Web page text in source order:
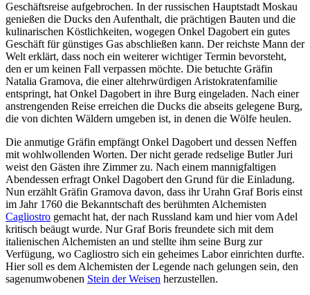
Geschäftsreise aufgebrochen. In der russischen Hauptstadt Moskau
genießen die Ducks den Aufenthalt, die prächtigen Bauten und die
kulinarischen Köstlichkeiten, wogegen Onkel Dagobert ein gutes
Geschäft für günstiges Gas abschließen kann. Der reichste Mann der
Welt erklärt, dass noch ein weiterer wichtiger Termin bevorsteht,
den er um keinen Fall verpassen möchte. Die betuchte Gräfin
Natalia Gramova, die einer altehrwürdigen Aristokratenfamilie
entspringt, hat Onkel Dagobert in ihre Burg eingeladen. Nach einer
anstrengenden Reise erreichen die Ducks die abseits gelegene Burg,
die von dichten Wäldern umgeben ist, in denen die Wölfe heulen.
Die anmutige Gräfin empfängt Onkel Dagobert und dessen Neffen
mit wohlwollenden Worten. Der nicht gerade redselige Butler Juri
weist den Gästen ihre Zimmer zu. Nach einem mannigfaltigen
Abendessen erfragt Onkel Dagobert den Grund für die Einladung.
Nun erzählt Gräfin Gramova davon, dass ihr Urahn Graf Boris einst
im Jahr 1760 die Bekanntschaft des berühmten Alchemisten
Cagliostro gemacht hat, der nach Russland kam und hier vom Adel
kritisch beäugt wurde. Nur Graf Boris freundete sich mit dem
italienischen Alchemisten an und stellte ihm seine Burg zur
Verfügung, wo Cagliostro sich ein geheimes Labor einrichten durfte.
Hier soll es dem Alchemisten der Legende nach gelungen sein, den
sagenumwobenen Stein der Weisen herzustellen.